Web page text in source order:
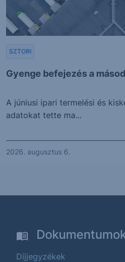
Gyenge befejezés a
SZTORI
A júniusi ipari termelési és
adatokat tette ma...
2026. augusztus 6.
Díjjegyzékek